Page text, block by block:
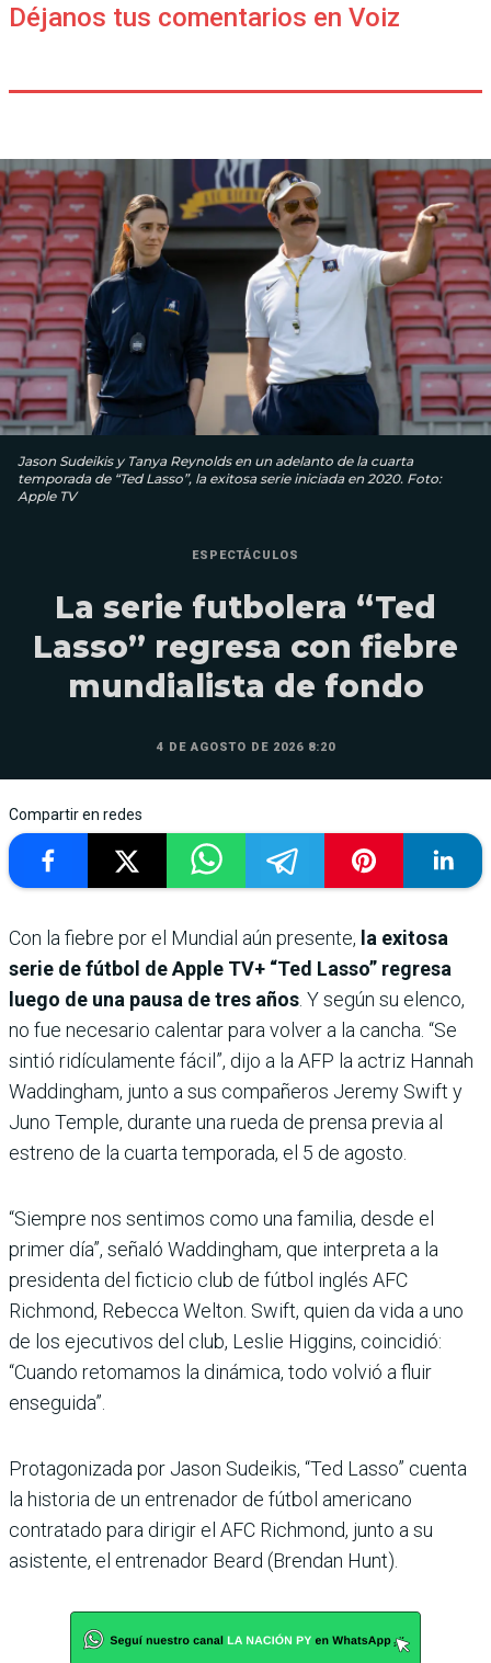
Déjanos tus comentarios en Voiz
Jason Sudeikis y Tanya Reynolds en un adelanto de la cuarta
temporada de “Ted Lasso”, la exitosa serie iniciada en 2020. Foto:
Apple TV
ESPECTÁCULOS
La serie futbolera “Ted
Lasso” regresa con fiebre
mundialista de fondo
4 DE AGOSTO DE 2026 8:20
Compartir en redes
Con la fiebre por el Mundial aún presente, la exitosa
serie de fútbol de Apple TV+ “Ted Lasso” regresa
luego de una pausa de tres años . Y según su elenco,
no fue necesario calentar para volver a la cancha. “Se
sintió ridículamente fácil”, dijo a la AFP la actriz Hannah
Waddingham, junto a sus compañeros Jeremy Swift y
Juno Temple, durante una rueda de prensa previa al
estreno de la cuarta temporada, el 5 de agosto.
“Siempre nos sentimos como una familia, desde el
primer día”, señaló Waddingham, que interpreta a la
presidenta del ficticio club de fútbol inglés AFC
Richmond, Rebecca Welton. Swift, quien da vida a uno
de los ejecutivos del club, Leslie Higgins, coincidió:
“Cuando retomamos la dinámica, todo volvió a fluir
enseguida”.
Protagonizada por Jason Sudeikis, “Ted Lasso” cuenta
la historia de un entrenador de fútbol americano
contratado para dirigir el AFC Richmond, junto a su
asistente, el entrenador Beard (Brendan Hunt).